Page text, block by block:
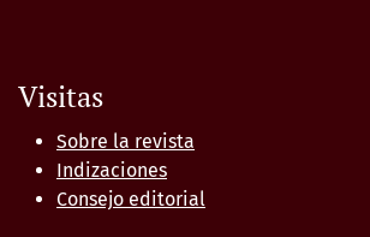
Visitas
Sobre la revista
Indizaciones
Consejo editorial